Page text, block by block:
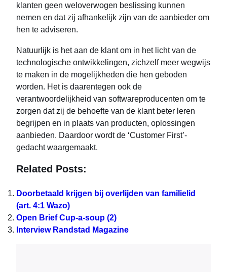
klanten geen weloverwogen beslissing kunnen
nemen en dat zij afhankelijk zijn van de aanbieder om
hen te adviseren.
Natuurlijk is het aan de klant om in het licht van de
technologische ontwikkelingen, zichzelf meer wegwijs
te maken in de mogelijkheden die hen geboden
worden. Het is daarentegen ook de
verantwoordelijkheid van softwareproducenten om te
zorgen dat zij de behoefte van de klant beter leren
begrijpen en in plaats van producten, oplossingen
aanbieden. Daardoor wordt de ‘Customer First’-
gedacht waargemaakt.
Related Posts:
Doorbetaald krijgen bij overlijden van familielid
(art. 4:1 Wazo)
Open Brief Cup-a-soup (2)
Interview Randstad Magazine